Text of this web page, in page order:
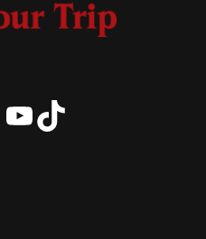
YouTube
TikTok